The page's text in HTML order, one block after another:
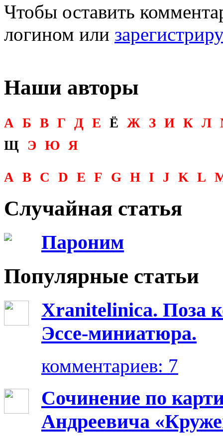
Чтобы оставить
логином или
Наши авторы
А Б В Г Д Е Ё Ж З И К Л
Щ
Э Ю Я
A B C D E F G H I J K L
Случайная статья
Пароним
Популярные статьи
Xranitelinica. Поза
Эссе-миниатюра.
комментариев: 7
Сочинение по
Андреевича